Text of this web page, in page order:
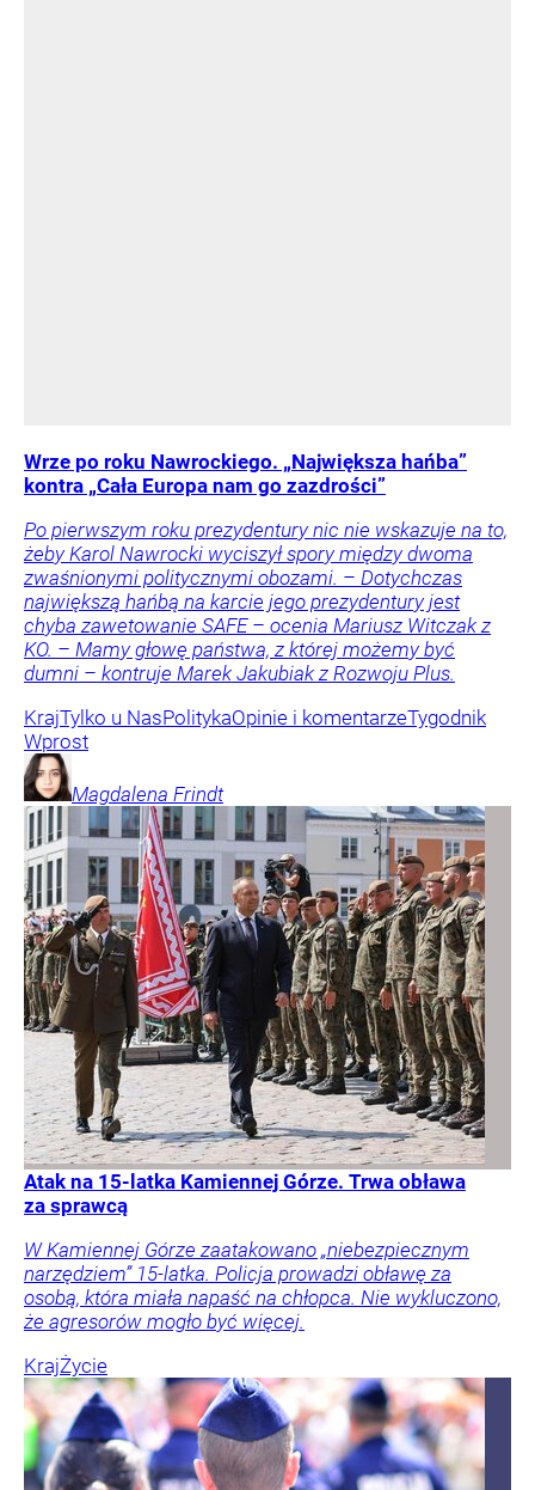
Wrze po roku Nawrockiego. „Największa hańba”
kontra „Cała Europa nam go zazdrości”
Po pierwszym roku prezydentury nic nie wskazuje na to,
żeby Karol Nawrocki wyciszył spory między dwoma
zwaśnionymi politycznymi obozami. – Dotychczas
największą hańbą na karcie jego prezydentury jest
chyba zawetowanie SAFE – ocenia Mariusz Witczak z
KO. – Mamy głowę państwa, z której możemy być
dumni – kontruje Marek Jakubiak z Rozwoju Plus.
KrajTylko u NasPolitykaOpinie i komentarzeTygodnik
Wprost
Magdalena Frindt
Atak na 15-latka Kamiennej Górze. Trwa obława
za sprawcą
W Kamiennej Górze zaatakowano „niebezpiecznym
narzędziem” 15-latka. Policja prowadzi obławę za
osobą, która miała napaść na chłopca. Nie wykluczono,
że agresorów mogło być więcej.
KrajŻycie